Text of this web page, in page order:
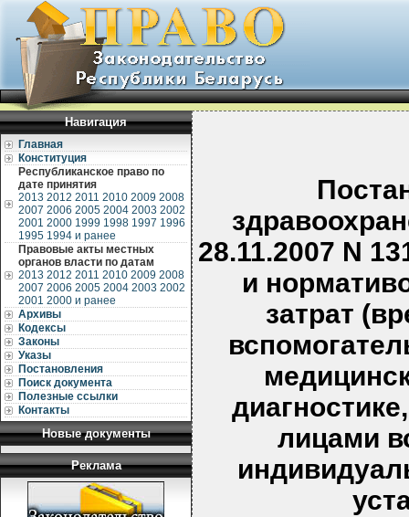
Навигация
Главная
Конституция
Республиканское право по
дате принятия
2013 2012 2011 2010 2009 2008
2007 2006 2005 2004 2003 2002
2001 2000 1999 1998 1997 1996
1995 1994 и ранее
Правовые акты местных
органов власти по датам
2013 2012 2011 2010 2009 2008
2007 2006 2005 2004 2003 2002
2001 2000 и ранее
Архивы
Кодексы
Законы
Указы
Постановления
Поиск документа
Полезные ссылки
Контакты
Новые документы
Реклама
28.11.2007 N
и
затрат
лицами